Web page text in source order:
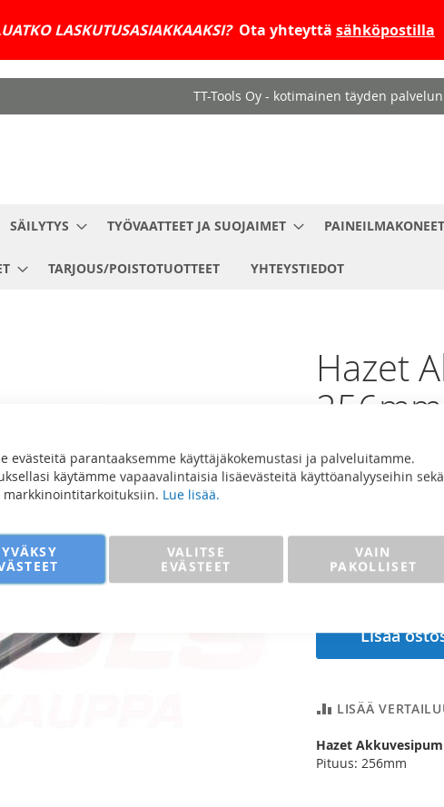
evästeitä parantaaksemme käyttäjäkokemustasi ja palveluitamme.
käytämme vapaavalintaisia lisäevästeitä käyttöanalyyseihin sekä
markkinointitarkoituksiin. Lue lisää.
VALITSE
EVÄSTEET
VAIN
PAKOLLISET
LASKUTUSASIAKKAAKSI?Ota yhteyttä sähköpostilla
TT-Tools Oy - kotimainen täyden
SÄILYTYS TYÖVAATTEET JA SUOJAIMET PAINEILMAKONEET
TARJOUS/POISTOTUOTTEET YHTEYSTIEDOT
Hazet
22,99 €
18,32 €
Lisää
LISÄÄ
Hazet
Pituus: 256mm